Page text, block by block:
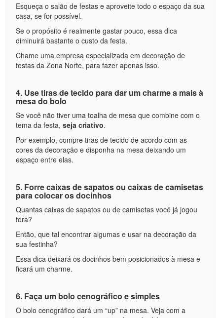
Esqueça o salão de festas e aproveite todo o espaço da sua
casa, se for possível.
Se o propósito é realmente gastar pouco, essa dica
diminuirá bastante o custo da festa.
Chame uma empresa especializada em decoração de
festas da Zona Norte, para fazer apenas isso.
4. Use tiras de tecido para dar um charme a mais à
mesa do bolo
Se você não tiver uma toalha de mesa que combine com o
tema da festa,seja criativo.
Por exemplo, compre tiras de tecido de acordo com as
cores da decoração e disponha na mesa deixando um
espaço entre elas.
5. Forre caixas de sapatos ou caixas de camisetas
para colocar os docinhos
Quantas caixas de sapatos ou de camisetas você já jogou
fora?
Então, que tal encontrar algumas e usar na decoração da
sua festinha?
Essa dica deixará os docinhos bem posicionados à mesa e
ficará um charme.
6. Faça um bolo cenográfico e simples
O bolo cenográfico dará um “up” na mesa. Veja com a